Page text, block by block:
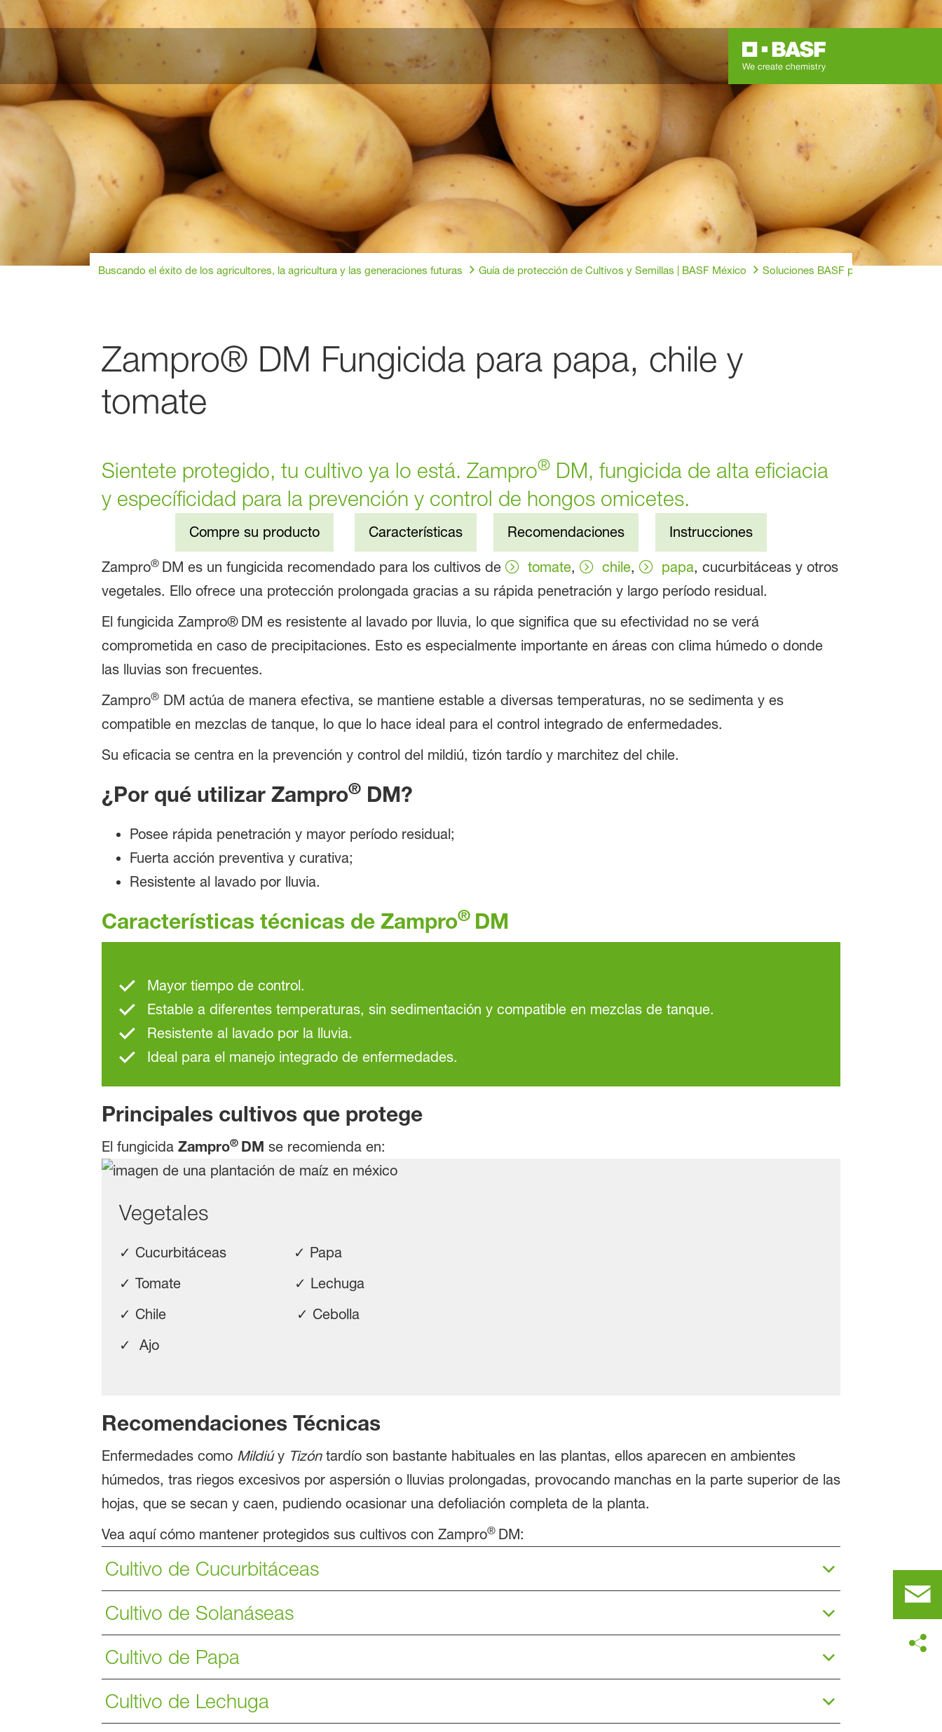
Buscando el éxito de los agricultores, la agricultura y las generaciones futuras Guía de protección de Cultivos y Semillas | BASF México Soluciones BASF para la Protección
Zampro® DM Fungicida para papa, chile y
tomate
Sientete protegido, tu cultivo ya lo está. Zampro®DM, fungicida de alta eficiacia
y específicidad para la prevención y control de hongos omicetes.
Compre su producto Características Recomendaciones Instrucciones
Zampro® DM es un fungicida recomendado para los cultivos de tomate, chile, papa, cucurbitáceas y otros
vegetales. Ello ofrece una protección prolongada gracias a su rápida penetración y largo período residual.
El fungicida Zampro® DM es resistente al lavado por lluvia, lo que significa que su efectividad no se verá
comprometida en caso de precipitaciones. Esto es especialmente importante en áreas con clima húmedo o donde
las lluvias son frecuentes.
Zampro®DM actúa de manera efectiva, se mantiene estable a diversas temperaturas, no se sedimenta y es
compatible en mezclas de tanque, lo que lo hace ideal para el control integrado de enfermedades.
Su eficacia se centra en la prevención y control del mildiú, tizón tardío y marchitez del chile.
¿Por qué utilizar Zampro®DM?
Posee rápida penetración y mayor período residual;
Fuerta acción preventiva y curativa;
Resistente al lavado por lluvia.
Características técnicas de Zampro® DM
Mayor tiempo de control.
Estable a diferentes temperaturas, sin sedimentación y compatible en mezclas de tanque.
Resistente al lavado por la lluvia.
Ideal para el manejo integrado de enfermedades.
Principales cultivos que protege
El fungicidaZampro® DM se recomienda en:
Vegetales
✓ Cucurbitáceas ✓ Papa
✓ Tomate ✓ Lechuga
✓ Chile ✓ Cebolla
✓ Ajo
Recomendaciones Técnicas
Enfermedades como Mildiúy Tizón tardío son bastante habituales en las plantas, ellos aparecen en ambientes
húmedos, tras riegos excesivos por aspersión o lluvias prolongadas, provocando manchas en la parte superior de las
hojas, que se secan y caen, pudiendo ocasionar una defoliación completa de la planta.
Vea aquí cómo mantener protegidos sus cultivos con Zampro® DM:
Cultivo de Cucurbitáceas
Cultivo de Solanáseas
Cultivo de Papa
Cultivo de Lechuga